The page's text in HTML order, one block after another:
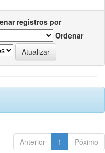
registros por
Ordenar
Anterior 1 Póximo